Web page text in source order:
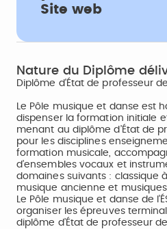
Site web
Nature du Diplôme
Diplôme d'État de professeur
Le Pôle musique et danse est
dispenser la formation initiale
menant au diplôme d’État de
pour les disciplines
formation musicale,
d’ensembles vocaux et
domaines suivants : classique
musique ancienne et
Le Pôle musique et danse de
organiser les épreuves
diplôme d’État de professeur